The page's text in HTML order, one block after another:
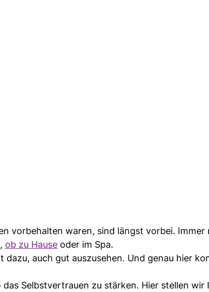
vorbehalten waren, sind längst vorbei. Immer
ob zu Hause oder im Spa.
auch gut auszusehen. Und genau hier
Selbstvertrauen zu stärken. Hier stellen wir